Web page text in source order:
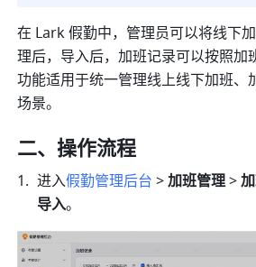
在 Lark 假勤中，管理员可以将线下
理后，导入后，加班记录可以按照加
功能适用于统一管理线上线下加班、
场景。
二、操作流程
进入假勤管理后台 > 加班管理 >
导入。